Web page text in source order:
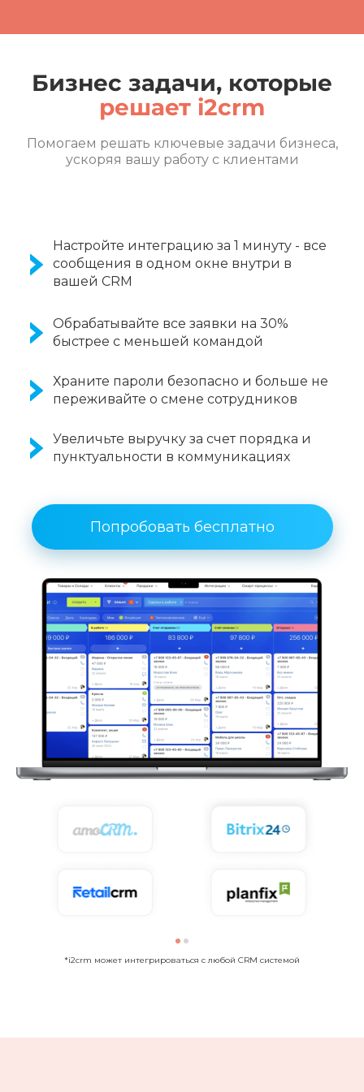
Бизнес задачи, которые
решает i2crm
Помогаем решать ключевые задачи бизнеса,
ускоряя вашу работу с клиентами
Настройте интеграцию за 1 минуту - все
сообщения в одном окне внутри в
вашей CRM
Обрабатывайте все заявки на 30%
быстрее с меньшей командой
Храните пароли безопасно и больше не
переживайте о смене сотрудников
Увеличьте выручку за счет порядка и
пунктуальности в коммуникациях
Попробовать бесплатно
*i2crm может интегрироваться с любой CRM системой